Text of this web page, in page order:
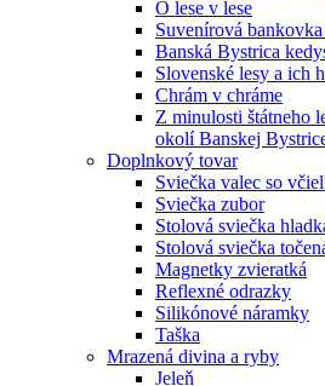
O lese v lese
Suvenírová
Banská Bystrica
Slovenské lesy a ich
Chrám v chráme
Z minulosti štátneho
okolí Banskej
Doplnkový tovar
Sviečka valec so
Sviečka zubor
Stolová sviečka
Stolová sviečka
Magnetky zvieratká
Reflexné odrazky
Silikónové náramky
Taška
Mrazená divina a ryby
Jeleň